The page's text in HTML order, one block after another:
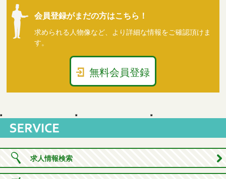
会員登録がまだの方はこちら！
求められる人物像など、より詳細な情報をご確認頂けま
す。
無料会員登録
求人情報検索